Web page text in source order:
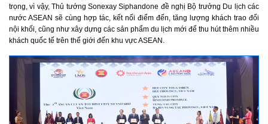
trọng, vì vậy, Thủ tướng Sonexay Siphandone đề nghị Bộ trưởng Du lịch các
nước ASEAN sẽ cùng hợp tác, kết nối điểm đến, tăng lượng khách trao đổi
nội khối, cũng như xây dựng các sản phẩm du lịch mới để thu hút thêm nhiều
khách quốc tế trên thế giới đến khu vực ASEAN.